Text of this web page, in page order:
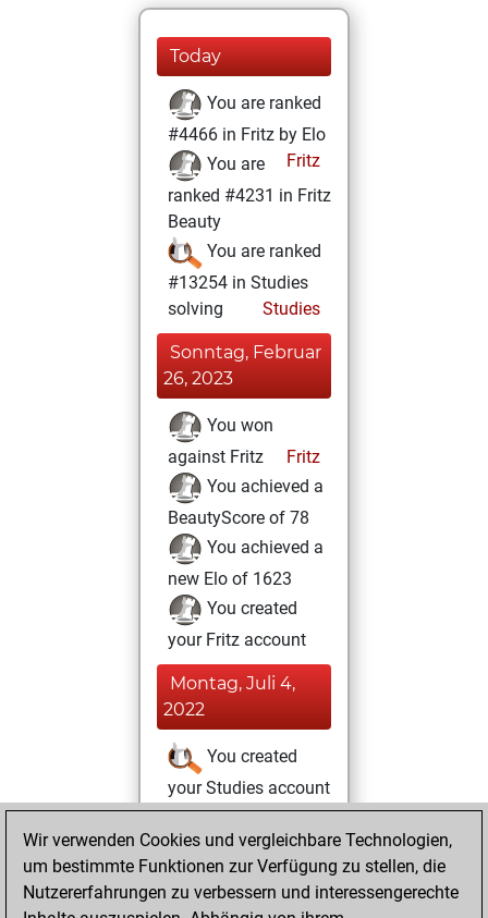
Today
You are ranked
#4466 in Fritz by Elo
Fritz
You are
ranked #4231 in Fritz
Beauty
You are ranked
#13254 in Studies
solving
Studies
Sonntag, Februar
26, 2023
You won
against Fritz
Fritz
You achieved a
BeautyScore of 78
You achieved a
new Elo of 1623
You created
your Fritz account
Montag, Juli 4,
2022
You created
your Studies account
Studies
Samstag,
August 24, 2019
You played 1
Wir verwenden Cookies und vergleichbare Technologien,
um bestimmte Funktionen zur Verfügung zu stellen, die
Nutzererfahrungen zu verbessern und interessengerechte